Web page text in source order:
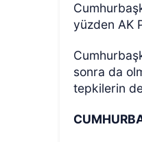
yüzden AK
sonra da
tepkilerin